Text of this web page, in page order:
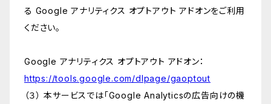
る Google アナリティクス オプトアウト アドオンをご利用
ください。
Google アナリティクス オプトアウト アドオン：
https://tools.google.com/dlpage/gaoptout
（３） 本サービスでは「Google Analyticsの広告向けの機